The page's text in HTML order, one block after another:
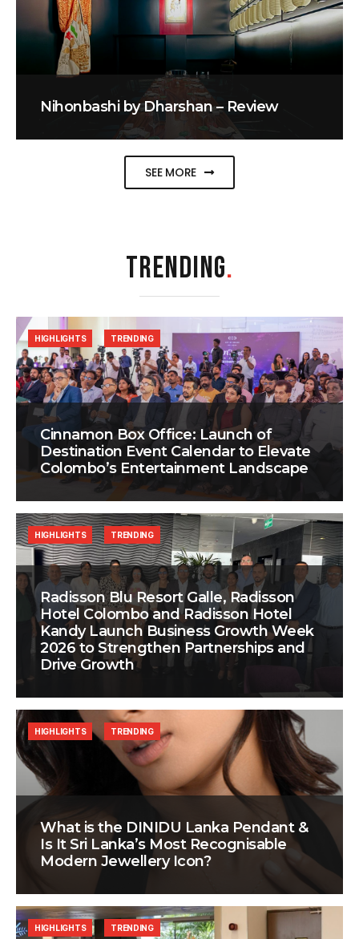
Nihonbashi by Dharshan – Review
SEE MORE
TRENDING.
Cinnamon Box Office: Launch of
Destination Event Calendar to Elevate
Colombo’s Entertainment Landscape
HIGHLIGHTS TRENDING
Radisson Blu Resort Galle, Radisson
Hotel Colombo and Radisson Hotel
Kandy Launch Business Growth Week
2026 to Strengthen Partnerships and
Drive Growth
HIGHLIGHTS TRENDING
What is the DINIDU Lanka Pendant &
Is It Sri Lanka’s Most Recognisable
Modern Jewellery Icon?
HIGHLIGHTS TRENDING
HIGHLIGHTS TRENDING